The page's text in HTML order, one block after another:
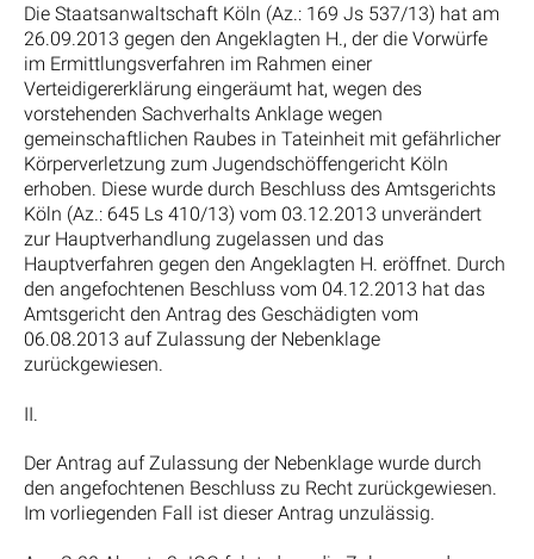
Die Staatsanwaltschaft Köln (Az.: 169 Js 537/13) hat am
26.09.2013 gegen den Angeklagten H., der die Vorwürfe
im Ermittlungsverfahren im Rahmen einer
Verteidigererklärung eingeräumt hat, wegen des
vorstehenden Sachverhalts Anklage wegen
gemeinschaftlichen Raubes in Tateinheit mit gefährlicher
Körperverletzung zum Jugendschöffengericht Köln
erhoben. Diese wurde durch Beschluss des Amtsgerichts
Köln (Az.: 645 Ls 410/13) vom 03.12.2013 unverändert
zur Hauptverhandlung zugelassen und das
Hauptverfahren gegen den Angeklagten H. eröffnet. Durch
den angefochtenen Beschluss vom 04.12.2013 hat das
Amtsgericht den Antrag des Geschädigten vom
06.08.2013 auf Zulassung der Nebenklage
zurückgewiesen.
II.
Der Antrag auf Zulassung der Nebenklage wurde durch
den angefochtenen Beschluss zu Recht zurückgewiesen.
Im vorliegenden Fall ist dieser Antrag unzulässig.